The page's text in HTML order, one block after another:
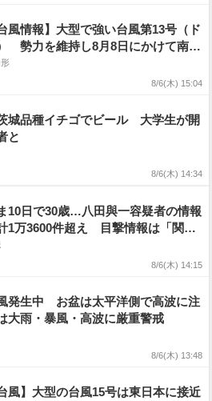
風情報】大型で強い台風第13号（ド
勢力を維持し8月8日にかけて南西
か 沖縄、奄美、九州で暴風や大雨
風第15号（チャンホン）は北西へ進
8/6(木) 15:04
城品種イチゴでビール 大学生が開
と
8/6(木) 14:34
10日で30歳…八田與一容疑者の情報
1万3600件超え 目撃情報は「関
の3割超
8/6(木) 14:15
発生中 お盆は太平洋側で高波に注
雨・暴風・高波に厳重警戒
8/6(木) 13:48
風】大型の台風15号は東日本に接近